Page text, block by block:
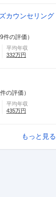
カウンセリング
件の評価）
平均年収
332万円
件の評価）
平均年収
435万円
もっと見る